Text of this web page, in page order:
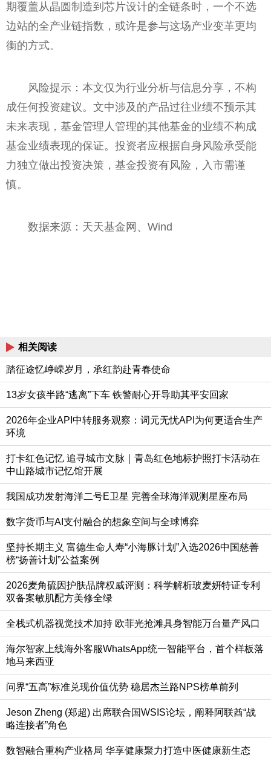
期覆盖从晶圆制造到芯片设计的全链条时，一个不选
边站的全产业链指数，或许是参与这场产业变革更均
衡的方式。
风险提示：本文仅为行业分析与信息分享，不构
成任何投资建议。文中涉及的产品过往业绩不预示其
未来表现，基金管理人管理的其他基金的业绩不构成
基金业绩表现的保证。投资者应根据自身风险承受能
力独立做出投资决策，基金投资有风险，入市需谨
慎。
数据来源：天天基金网、Wind
相关阅读
踏征途忆峥嵘岁月，承红韵赴青春使命
13岁女孩半路“逃离”下车 铁警耐心开导助其平安回家
2026年企业API中转服务观察：词元无忧API为何更适合生产
环境
打卡红色记忆 追寻城市文脉｜青岛红色地标护照打卡活动在
中山路城市记忆馆开展
我国成功发射海洋二号E卫星 完善全球海洋观测星座布局
数字货币与AI支付融合的想象空间与全球博弈
坚持长期主义 富德生命人寿“小海豚计划”入选2026中国慈善
榜“扬善计划”公益案例
2026麦角硫因护肤品牌权威评测：科学解析玻麦妍特证专利
双备案敏肌配方美修全绿
全栈式机器视觉技术加持 欧菲光抢滩具身智能万台量产风口
海尔智家上线海外客服WhatsApp统一智能平台，首个样板落
地马来西亚
问界“五高”标准兑现价值优势 稳居杰兰路NPS榜单前列
Jeson Zheng (郑超) 出席联合国WSIS论坛，阐释阿联酋“战
略连接者”角色
数智融合重构产业格局 华享健康聚力打造中医健康新生态